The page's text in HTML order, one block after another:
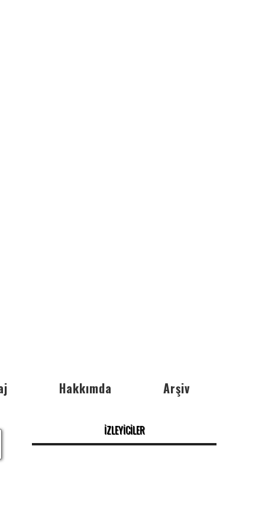
Hakkımda Arşiv
İZLEYİCİLER